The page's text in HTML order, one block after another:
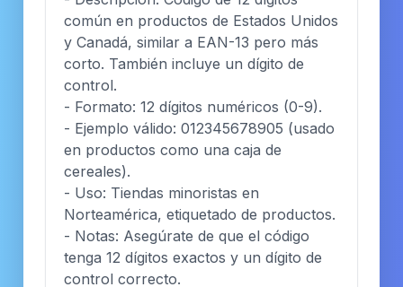
común en productos de Estados Unidos
y Canadá, similar a EAN-13 pero más
corto. También incluye un dígito de
control.
- Formato: 12 dígitos numéricos (0-9).
- Ejemplo válido: 012345678905 (usado
en productos como una caja de
cereales).
- Uso: Tiendas minoristas en
Norteamérica, etiquetado de productos.
- Notas: Asegúrate de que el código
tenga 12 dígitos exactos y un dígito de
control correcto.